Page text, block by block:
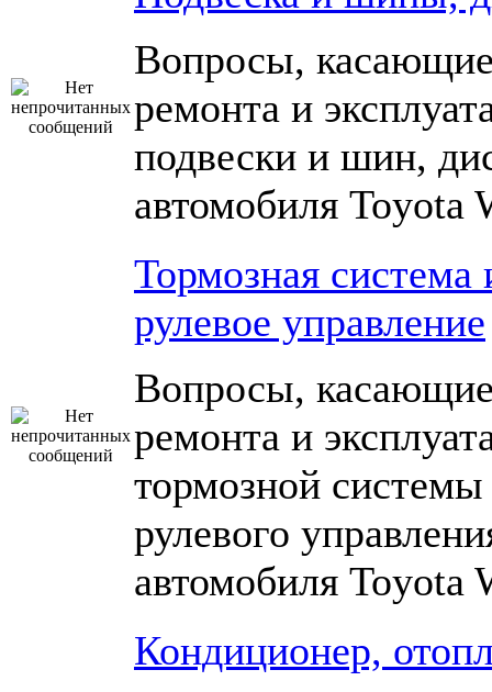
Вопросы,
ремонта и
подвески и шин,
автомобиля Toyota
Тормозная система
рулевое управление
Вопросы,
ремонта и
тормозной
рулевого
автомобиля Toyota
Кондиционер,